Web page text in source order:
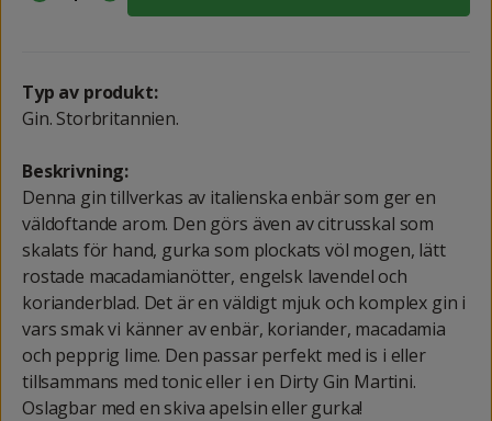
Typ av produkt:
Gin. Storbritannien.
Beskrivning:
Denna gin tillverkas av italienska enbär som ger en
väldoftande arom. Den görs även av citrusskal som
skalats för hand, gurka som plockats völ mogen, lätt
rostade macadamianötter, engelsk lavendel och
korianderblad. Det är en väldigt mjuk och komplex gin i
vars smak vi känner av enbär, koriander, macadamia
och pepprig lime. Den passar perfekt med is i eller
tillsammans med tonic eller i en Dirty Gin Martini.
Oslagbar med en skiva apelsin eller gurka!